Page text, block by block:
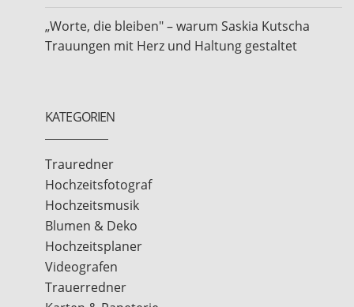
„Worte, die bleiben" – warum Saskia Kutscha
Trauungen mit Herz und Haltung gestaltet
KATEGORIEN
Trauredner
Hochzeitsfotograf
Hochzeitsmusik
Blumen & Deko
Hochzeitsplaner
Videografen
Trauerredner